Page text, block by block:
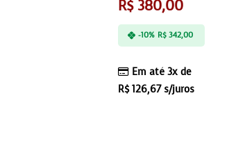
R$380,00
Em até 3x de
R$126,67s/juros
-10% R$342,00